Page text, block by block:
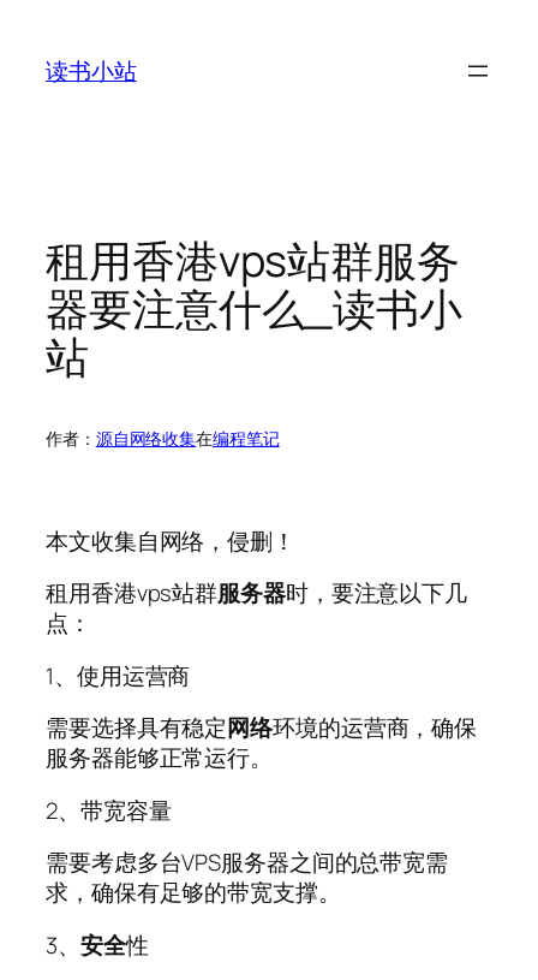
读书小站
租用香港vps站群服务
器要注意什么_读书小
站
作者： 源自网络收集在编程笔记
本文收集自网络，侵删！
租用香港vps站群服务器时，要注意以下几
点：
1、使用运营商
需要选择具有稳定网络环境的运营商，确保
服务器能够正常运行。
2、带宽容量
需要考虑多台VPS服务器之间的总带宽需
求，确保有足够的带宽支撑。
3、 安全性